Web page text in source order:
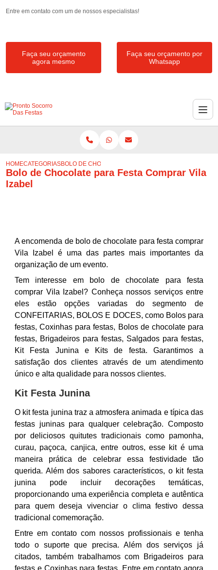
Entre em contato com um de nossos especialistas!
Faça seu orçamento
agora mesmo
Faça seu orçamento por
Whatsapp
HOMECATEGORIASBOLO DE CHOCOLATE PARA FESTA COMPRAR VILA
Bolo de Chocolate para Festa Comprar Vila
Izabel
A encomenda de bolo de chocolate para festa comprar
Vila Izabel é uma das partes mais importantes da
organização de um evento.
Tem interesse em bolo de chocolate para festa
comprar Vila Izabel? Conheça nossos serviços entre
eles estão opções variadas do segmento de
CONFEITARIAS, BOLOS E DOCES, como Bolos para
festas, Coxinhas para festas, Bolos de chocolate para
festas, Brigadeiros para festas, Salgados para festas,
Kit Festa Junina e Kits de festa. Garantimos a
satisfação dos clientes através de um atendimento
único e alta qualidade para nossos clientes.
Kit Festa Junina
O kit festa junina traz a atmosfera animada e típica das
festas juninas para qualquer celebração. Composto
por deliciosos quitutes tradicionais como pamonha,
curau, paçoca, canjica, entre outros, esse kit é uma
maneira prática de celebrar essa festividade tão
querida. Além dos sabores característicos, o kit festa
junina pode incluir decorações temáticas,
proporcionando uma experiência completa e autêntica
para quem deseja vivenciar o clima festivo dessa
tradicional comemoração.
Entre em contato com nossos profissionais e tenha
todo o suporte que precisa. Além dos serviços já
citados, também trabalhamos com Brigadeiros para
festas e Coxinhas para festas. Entre em contato agora